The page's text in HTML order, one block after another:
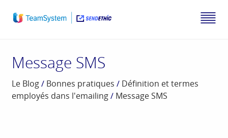
Message SMS
Le Blog/ Bonnes pratiques / Définition et termes
employés dans l'emailing/ Message SMS